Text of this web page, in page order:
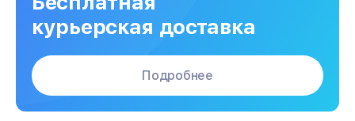
курьерская доставка
Подробнее